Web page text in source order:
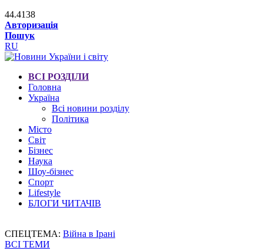
44.4138
Авторизація
Пошук
RU
ВСІ РОЗДІЛИ
Головна
Україна
Всі новини розділу
Політика
Місто
Світ
Бізнес
Наука
Шоу-бізнес
Спорт
Lifestyle
БЛОГИ ЧИТАЧІВ
СПЕЦТЕМА: Війна в Ірані
ВСІ ТЕМИ